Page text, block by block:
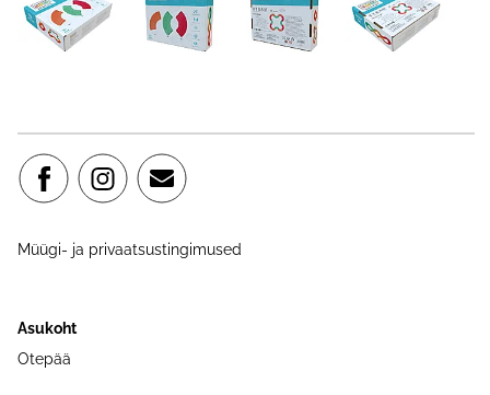
Müügi- ja privaatsustingimused
Asukoht
Otepää